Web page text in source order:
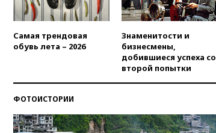
Самая трендовая
обувь лета – 2026
Знаменитости и
бизнесмены,
добившиеся успеха со
второй попытки
ФОТОИСТОРИИ